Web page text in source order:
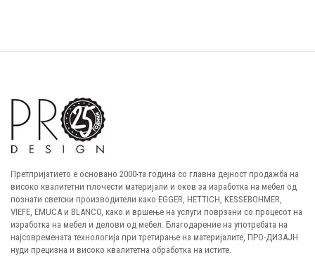
Претпријатието е основано 2000-та година со главна дејност продажба на
високо квалитетни плочести материјали и оков за изработка на мебел од
познати светски производители како EGGER, HETTICH, KESSEBOHMER,
VIEFE, EMUCA и BLANCO, како и вршење на услуги поврзани со процесот на
изработка на мебел и делови од мебел. Благодарение на употребата на
најсовремената технологија при третирање на материјалите, ПРО-ДИЗАЈН
нуди прецизна и високо квалитетна обработка на истите.